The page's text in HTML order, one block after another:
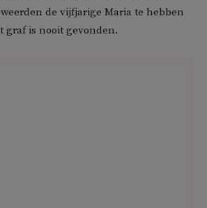
de vijfjarige Maria te hebben
graf is nooit gevonden.